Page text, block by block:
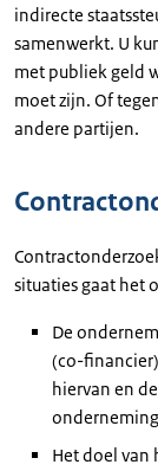
indirecte
samenwerkt. U
met publiek geld
moet zijn. Of
andere partijen.
situaties gaat het
De
(co-
hiervan en
Het doel van